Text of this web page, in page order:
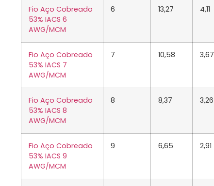
Fio Aço Cobreado
53% IACS 6
AWG/MCM
6 13,27 4,11
Fio Aço Cobreado
53% IACS 7
AWG/MCM
7 10,58 3,67
Fio Aço Cobreado
53% IACS 8
AWG/MCM
8 8,37 3,26
Fio Aço Cobreado
53% IACS 9
AWG/MCM
9 6,65 2,91